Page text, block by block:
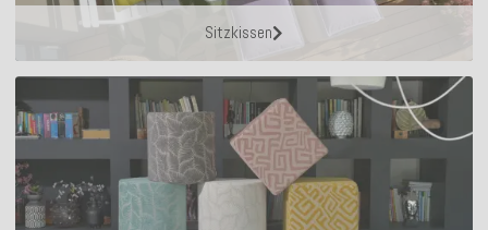
Sitzkissen